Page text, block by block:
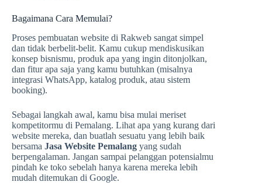
Bagaimana Cara Memulai?
Proses pembuatan website di Rakweb sangat simpel
dan tidak berbelit-belit. Kamu cukup mendiskusikan
konsep bisnismu, produk apa yang ingin ditonjolkan,
dan fitur apa saja yang kamu butuhkan (misalnya
integrasi WhatsApp, katalog produk, atau sistem
booking).
Sebagai langkah awal, kamu bisa mulai meriset
kompetitormu di Pemalang. Lihat apa yang kurang dari
website mereka, dan buatlah sesuatu yang lebih baik
bersama Jasa Website Pemalang yang sudah
berpengalaman. Jangan sampai pelanggan potensialmu
pindah ke toko sebelah hanya karena mereka lebih
mudah ditemukan di Google.